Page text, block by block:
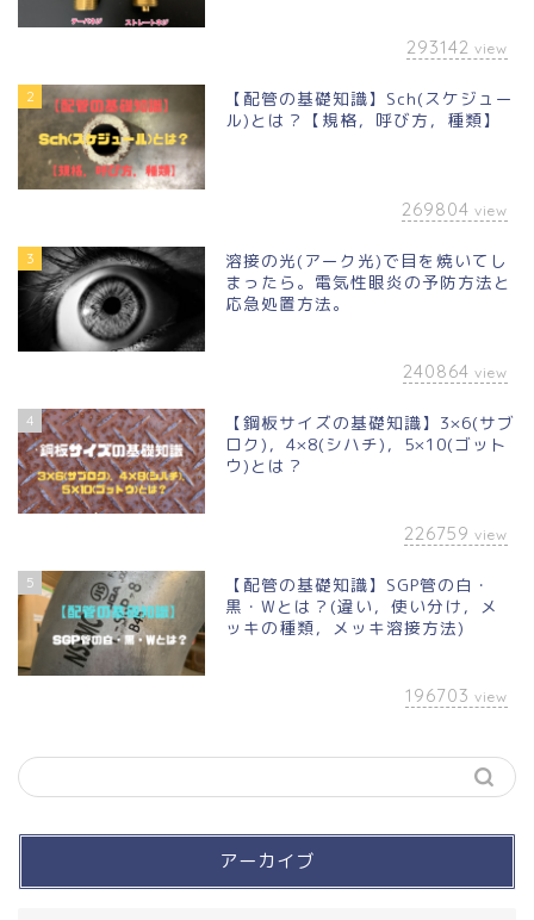
293142 view
2
【配管の基礎知識】Sch(スケジュー
ル)とは？【規格，呼び方，種類】
269804 view
3
溶接の光(アーク光)で目を焼いてし
まったら。電気性眼炎の予防方法と
応急処置方法。
240864 view
4
【鋼板サイズの基礎知識】3×6(サブ
ロク)，4×8(シハチ)，5×10(ゴット
ウ)とは？
226759 view
5
【配管の基礎知識】SGP管の白・
黒・Wとは？(違い，使い分け，メ
ッキの種類，メッキ溶接方法)
196703 view
アーカイブ